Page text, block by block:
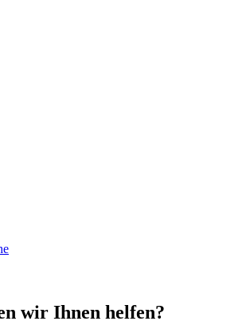
wir Ihnen helfen?